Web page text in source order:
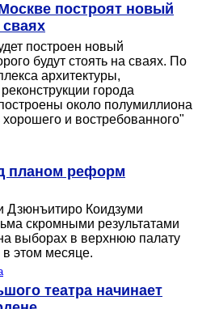
построят новый
построен новый
будут стоять на сваях. По
архитектуры,
города
около полумиллиона
и востребованного"
планом реформ
Дзюнъитиро Коидзуми
скромными результатами
выборах в верхнюю палату
этом месяце.
театра начинает